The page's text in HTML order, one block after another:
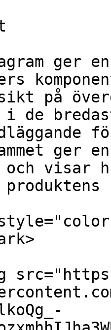
ger
på
i de
ger
och visar